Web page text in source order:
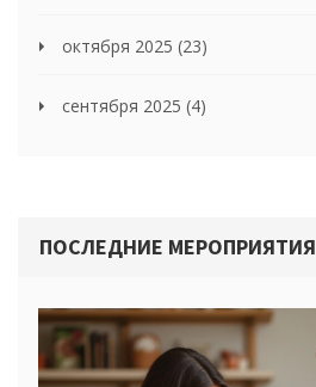
октября 2025 (23)
сентября 2025 (4)
ПОСЛЕДНИЕ МЕРОПРИЯТИЯ